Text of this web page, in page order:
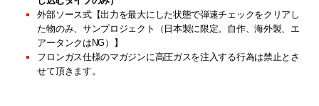
外部ソース式【出力を最大にした状態で弾速チェックをクリアし
た物のみ、サンプロジェクト（日本製に限定。自作、海外製、エ
アータンクはNG）】
フロンガス仕様のマガジンに高圧ガスを注入する行為は禁止とさ
せて頂きます。